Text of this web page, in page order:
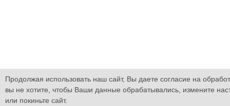
Продолжая использовать наш сайт, Вы даете согласие на
вы не хотите, чтобы Ваши данные обрабатывались, измените
или покиньте сайт.